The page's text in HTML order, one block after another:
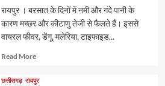
रायपुर । बरसात के दिनों में नमी और गंदे पानी के
कारण मच्छर और कीटाणु तेजी से फैलते हैं। इससे
वायरल फीवर, डेंगू, मलेरिया, टाइफाइड...
Read MoreRead
about
छत्तीसगढ़ रायपुर